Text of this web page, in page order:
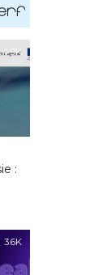
4.9K
:
3.6K